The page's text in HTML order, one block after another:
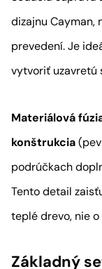
dizajnu Cayman,
prevedení. Je
vytvoriť uzavretú
Materiálová
konštrukcia
podrúčkach
Tento detail
teplé drevo, nie o
Základný